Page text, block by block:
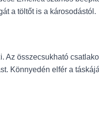
a töltőt is a károsodástól.
Az összecsukható
Könnyedén elfér a